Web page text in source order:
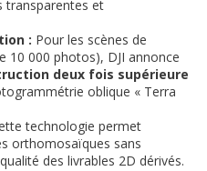
transparentes et
: Pour les scènes de
10 000 photos), DJI annonce
deux fois supérieure
oblique « Terra
technologie permet
orthomosaïques sans
des livrables 2D dérivés.